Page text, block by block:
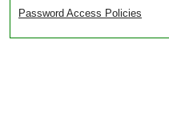
Password Access Policies